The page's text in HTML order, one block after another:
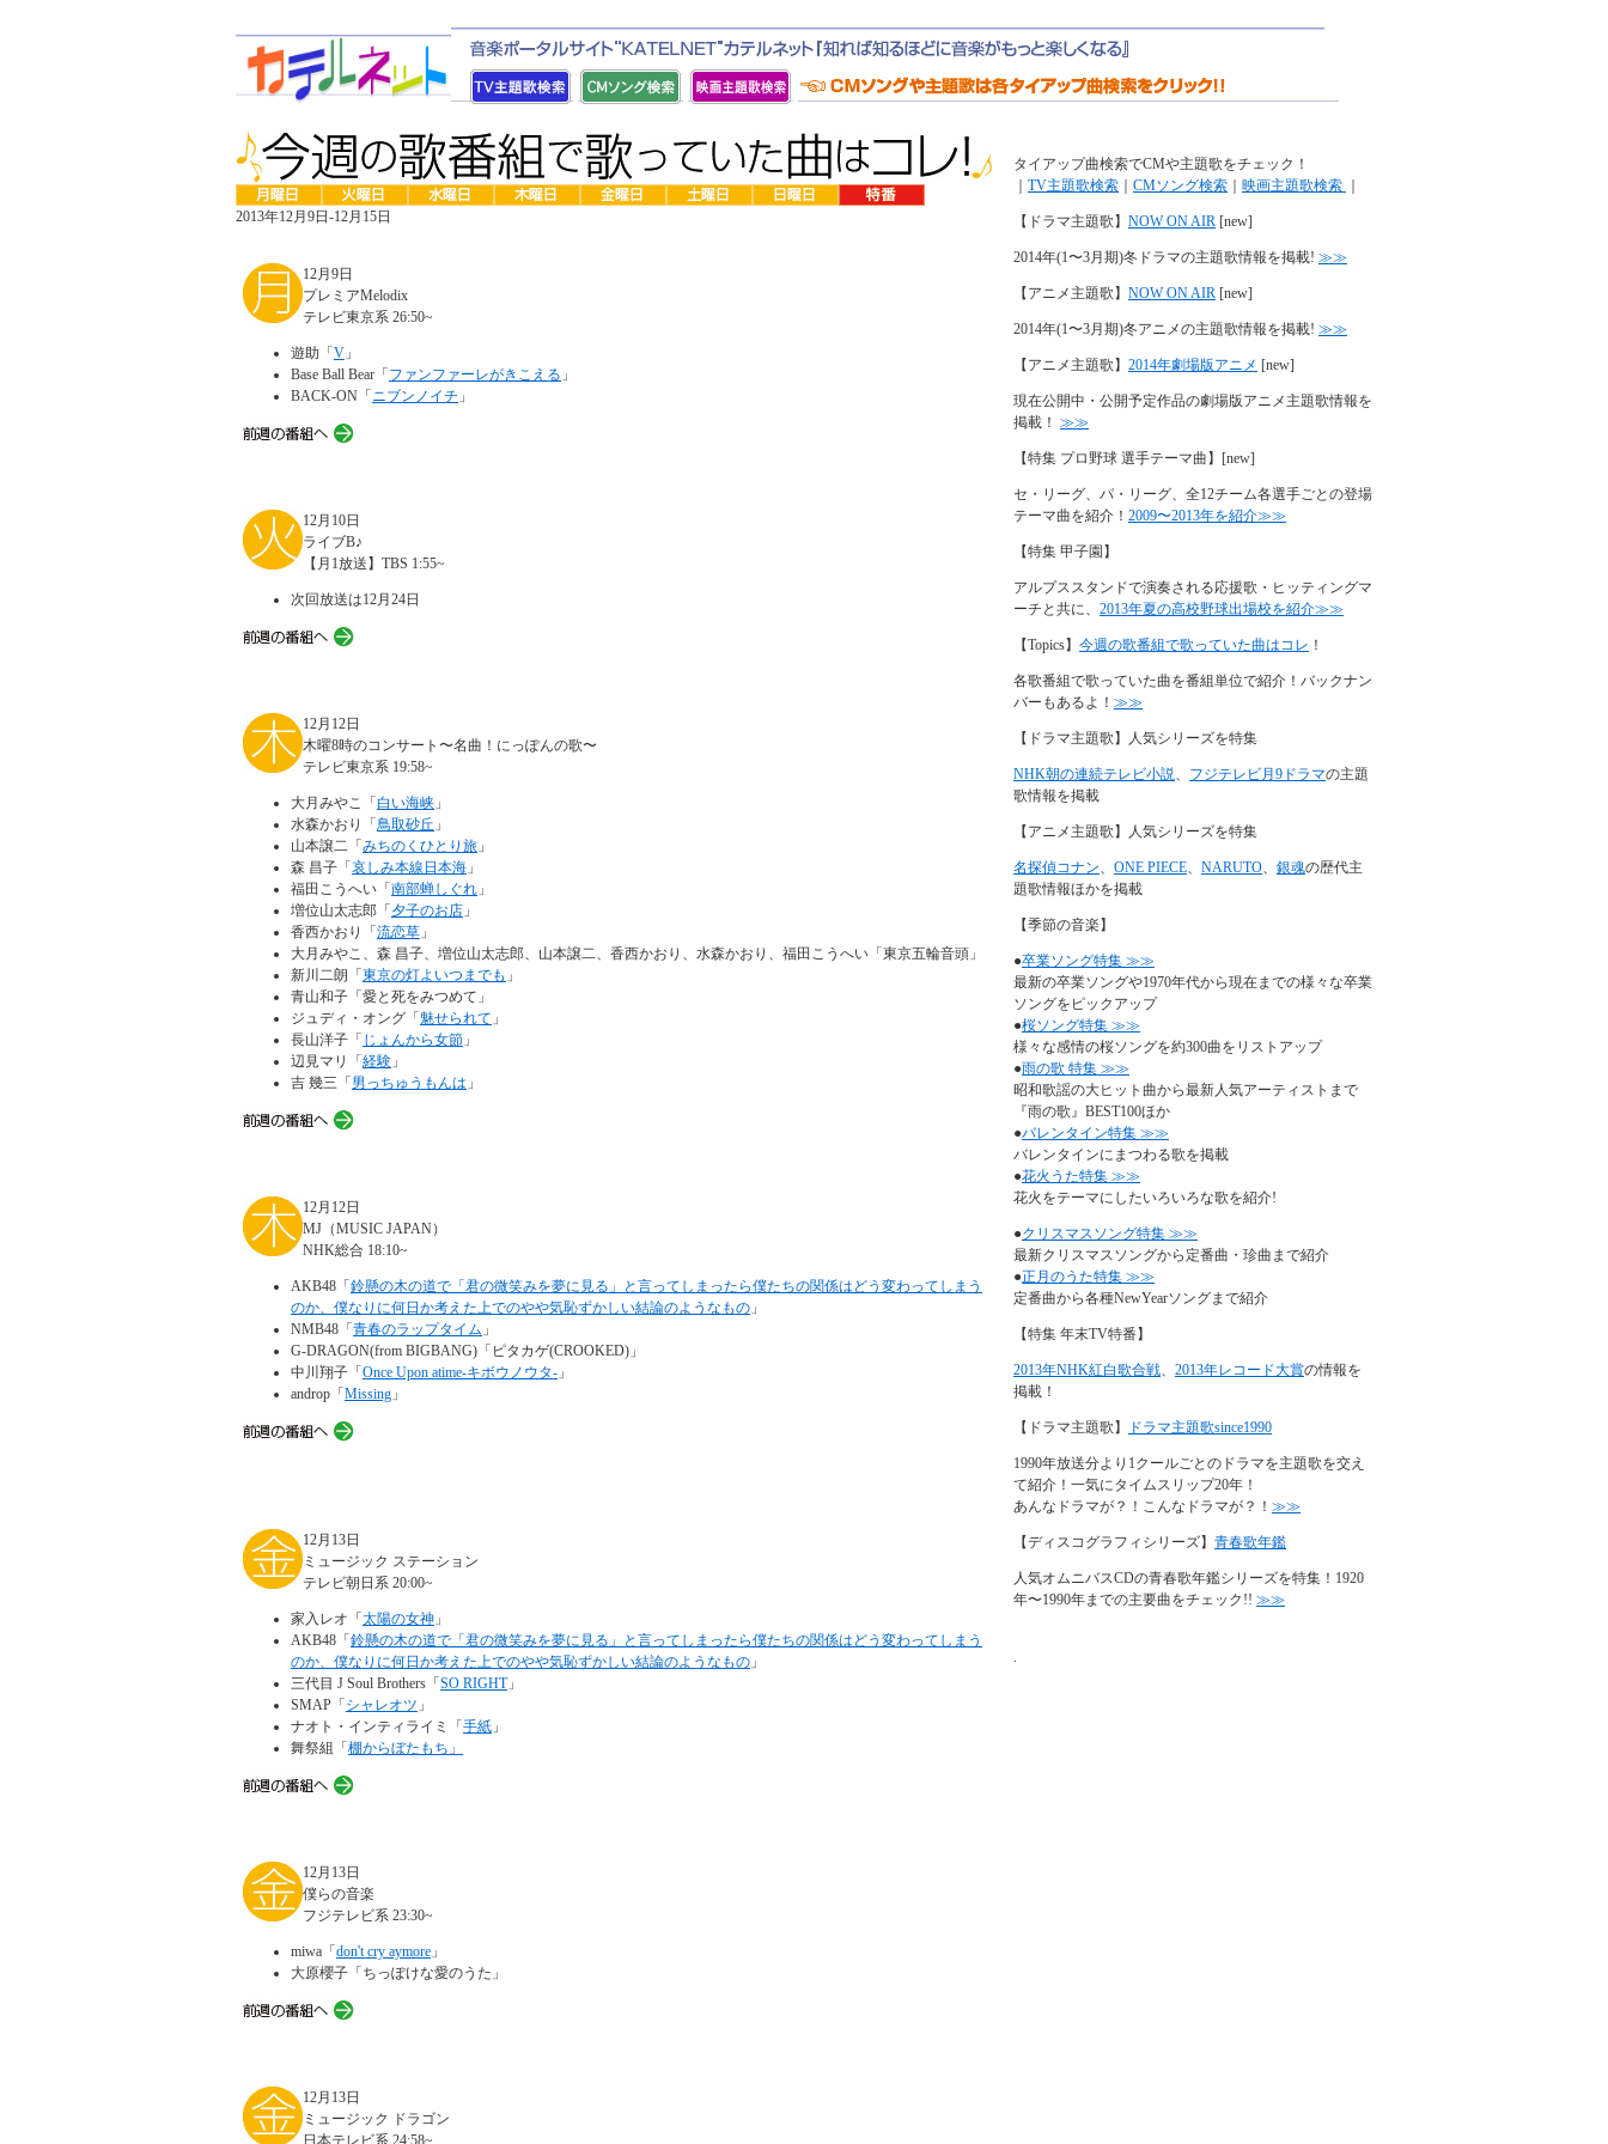
2013年12月9日-12月15日
12月9日
プレミアMelodix
テレビ東京系 26:50~
遊助「 V 」
Base Ball Bear「 ファンファーレがきこえる 」
BACK-ON「 ニブンノイチ 」
12月10日
ライブB♪
【月1放送】TBS 1:55~
次回放送は12月24日
12月12日
木曜8時のコンサート〜名曲！にっぽんの歌〜
テレビ東京系 19:58~
大月みやこ「 白い海峡 」
水森かおり「 鳥取砂丘 」
山本譲二「 みちのくひとり旅 」
森 昌子「 哀しみ本線日本海 」
福田こうへい「 南部蝉しぐれ 」
増位山太志郎「 夕子のお店 」
香西かおり「 流恋草 」
大月みやこ、森 昌子、増位山太志郎、山本譲二、香西かおり、水森かおり、福田こうへい「東京五輪音頭」
新川二朗「 東京の灯よいつまでも 」
青山和子「愛と死をみつめて」
ジュディ・オング「 魅せられて 」
長山洋子「 じょんから女節 」
辺見マリ「 経験 」
吉 幾三「 男っちゅうもんは 」
12月12日
MJ（MUSIC JAPAN）
NHK総合 18:10~
AKB48「 鈴懸の木の道で「君の微笑みを夢に見る」と言ってしまったら僕たちの関係はどう変わってしまう
のか、僕なりに何日か考えた上でのやや気恥ずかしい結論のようなもの 」
NMB48「 青春のラップタイム 」
G-DRAGON(from BIGBANG)「ピタカゲ(CROOKED)」
中川翔子「 Once Upon atime-キボウノウタ- 」
androp「 Missing 」
12月13日
ミュージック ステーション
テレビ朝日系 20:00~
家入レオ「 太陽の女神 」
AKB48「 鈴懸の木の道で「君の微笑みを夢に見る」と言ってしまったら僕たちの関係はどう変わってしまう
のか、僕なりに何日か考えた上でのやや気恥ずかしい結論のようなもの 」
三代目 J Soul Brothers「 SO RIGHT」
SMAP「 シャレオツ 」
ナオト・インティライミ「 手紙 」
舞祭組「 棚からぼたもち」
12月13日
僕らの音楽
フジテレビ系 23:30~
miwa「 don't cry aymore 」
大原櫻子「ちっぽけな愛のうた」
12月13日
ミュージック ドラゴン
日本テレビ系 24:58~
タイアップ曲検索でCMや主題歌をチェック！
TV主題歌検索 CMソング検索 映画主題歌検索
【ドラマ主題歌】 NOW ON AIR [new]
2014年(1〜3月期)冬ドラマの主題歌情報を掲載! ≫≫
【アニメ主題歌】 NOW ON AIR [new]
2014年(1〜3月期)冬アニメの主題歌情報を掲載! ≫≫
【アニメ主題歌】 2014年劇場版アニメ [new]
現在公開中・公開予定作品の劇場版アニメ主題歌情報を
掲載！ ≫≫
【特集 プロ野球 選手テーマ曲】 [new]
セ・リーグ、パ・リーグ、全12チーム各選手ごとの登場
テーマ曲を紹介！ 2009〜2013年を紹介≫≫
【特集 甲子園】
アルプススタンドで演奏される応援歌・ヒッティングマ
ーチと共に、 2013年夏の高校野球出場校を紹介≫≫
【Topics】 今週の歌番組で歌っていた曲はコレ ！
各歌番組で歌っていた曲を番組単位で紹介！バックナン
バーもあるよ！ ≫≫
【ドラマ主題歌】人気シリーズを特集
NHK朝の連続テレビ小説、 フジテレビ月9ドラマの主題
歌情報を掲載
【アニメ主題歌】人気シリーズを特集
名探偵コナン、 ONE PIECE、 NARUTO、 銀魂の歴代主
題歌情報ほかを掲載
【季節の音楽】
●卒業ソング特集 ≫≫
最新の卒業ソングや1970年代から現在までの様々な卒業
ソングをピックアップ
●桜ソング特集 ≫≫
様々な感情の桜ソングを約300曲をリストアップ
●雨の歌 特集 ≫≫
昭和歌謡の大ヒット曲から最新人気アーティストまで
『雨の歌』BEST100ほか
●バレンタイン特集 ≫≫
バレンタインにまつわる歌を掲載
●花火うた特集 ≫≫
花火をテーマにしたいろいろな歌を紹介!
●クリスマスソング特集 ≫≫
最新クリスマスソングから定番曲・珍曲まで紹介
●正月のうた特集 ≫≫
定番曲から各種NewYearソングまで紹介
【特集 年末TV特番】
2013年NHK紅白歌合戦、 2013年レコード大賞の情報を
掲載！
【ドラマ主題歌】 ドラマ主題歌since1990
1990年放送分より1クールごとのドラマを主題歌を交え
て紹介！一気にタイムスリップ20年！
あんなドラマが？！こんなドラマが？！ ≫≫
【ディスコグラフィシリーズ】 青春歌年鑑
人気オムニバスCDの青春歌年鑑シリーズを特集！1920
年〜1990年までの主要曲をチェック!! ≫≫
.